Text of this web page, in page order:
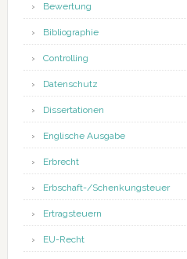
Bewertung
Bibliographie
Controlling
Datenschutz
Dissertationen
Englische Ausgabe
Erbrecht
Erbschaft-/Schenkungsteuer
Ertragsteuern
EU-Recht